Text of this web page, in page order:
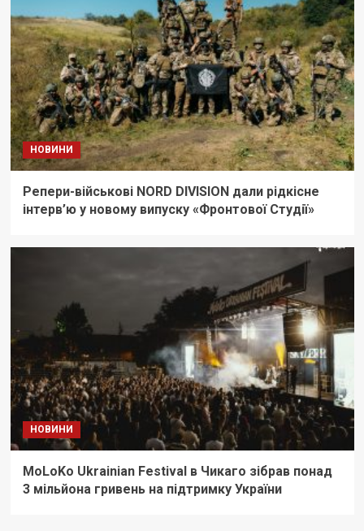
НОВИНИ
Репери-військові NORD DIVISION дали рідкісне
інтерв’ю у новому випуску «Фронтової Студії»
НОВИНИ
MoLoKo Ukrainian Festival в Чикаго зібрав понад
3 мільйона гривень на підтримку України